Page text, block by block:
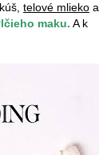
telové mlieko a
maku. A k